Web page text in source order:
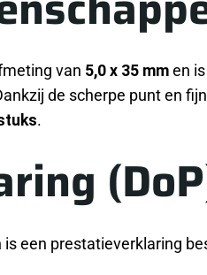
van 5,0 x 35 mm en
de scherpe punt en
.
een prestatieverklaring